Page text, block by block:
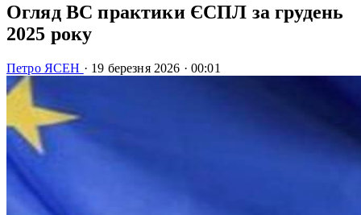
Огляд ВС практики ЄСПЛ за грудень
2025 року
Петро ЯСЕН · 19 березня 2026 · 00:01